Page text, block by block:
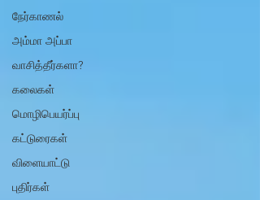
நேர்காணல்
அம்மா அப்பா
வாசித்தீர்களா?
கலைகள்
மொழிபெயர்ப்பு
கட்டுரைகள்
விளையாட்டு
புதிர்கள்